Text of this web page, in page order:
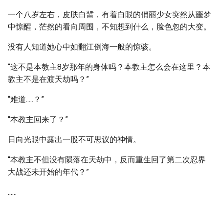
一个八岁左右，皮肤白皙，有着白眼的俏丽少女突然从噩梦
中惊醒，茫然的看向周围，不知想到什么，脸色忽的大变。
没有人知道她心中如翻江倒海一般的惊骇。
“这不是本教主8岁那年的身体吗？本教主怎么会在这里？本
教主不是在渡天劫吗？”
“难道.....？”
“本教主回来了？”
日向光眼中露出一股不可思议的神情。
“本教主不但没有陨落在天劫中，反而重生回了第二次忍界
大战还未开始的年代？”
......